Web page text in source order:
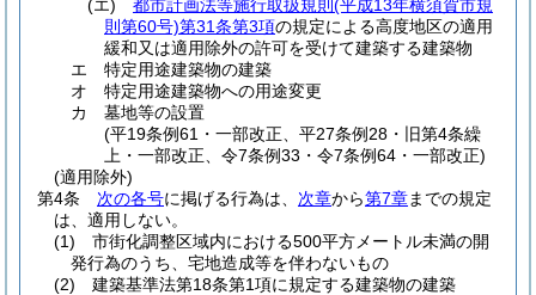
(エ)
都市計画法等施行取扱規則(平成13年横須賀市規
則第60号)第31条第3項の規定による高度地区の適用
緩和又は適用除外の許可を受けて建築する建築物
エ
特定用途建築物の建築
オ
特定用途建築物への用途変更
カ
墓地等の設置
(平19条例61・一部改正、平27条例28・旧第4条繰
上・一部改正、令7条例33・令7条例64・一部改正)
(適用除外)
第4条
次の各号に掲げる行為は、 次章から第7章までの規定
は、適用しない。
(1)
市街化調整区域内における500平方メートル未満の開
発行為のうち、宅地造成等を伴わないもの
(2)
建築基準法第18条第1項に規定する建築物の建築